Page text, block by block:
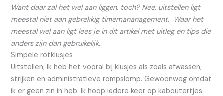
Want daar zal het wel aan liggen, toch? Nee, uitstellen ligt
meestal niet aan gebrekkig timemananagement. Waar het
meestal wel aan ligt lees je in dit artikel met uitleg en tips die
anders zijn dan gebruikelijk.
Simpele rotklusjes
Uitstellen; Ik heb het vooral bij klusjes als zoals afwassen,
strijken en administratieve rompslomp. Gewoonweg omdat
ik er geen zin in heb. Ik hoop iedere keer op kaboutertjes